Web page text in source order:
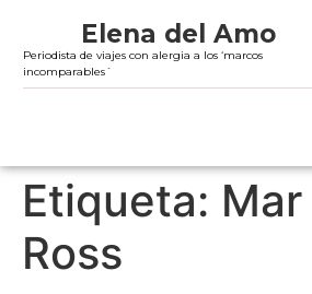
Elena del Amo
Periodista de viajes con alergia a los ‘marcos
incomparables´
Etiqueta:
Ross